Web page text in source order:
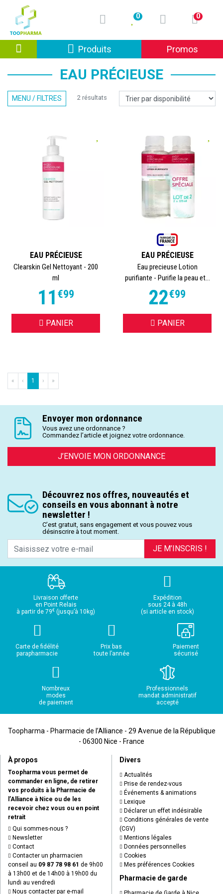
0 0
ProduitsAfficher la navigation
Promos
EAU PRÉCIEUSE
MENU / FILTRES 2 résultats
EAU PRÉCIEUSE
Clearskin Gel Nettoyant - 200
ml
11 €99
PANIER
EAU PRÉCIEUSE
Eau precieuse Lotion
purifiante - Purifie la peau et...
22€99
PANIER
« ‹ 1 › »
Envoyer mon ordonnance
Vous avez une ordonnance ?
Commandez l’article et joignez votre ordonnance.
J’ENVOIE MON ORDONNANCE
Découvrez nos offres, nouveautés et
conseils en vous abonnant à notre
newsletter !
C’est gratuit, sans engagement et vous pouvez vous
désinscrire à tout moment.
JE M’INSCRIS !
Livraison offerte
en Point Relais
à partir de 79€ (jusqu’à 10kg)
Expédition
sous 24 à 48h
(si article en stock)
Carte de fidélité
parapharmacie
Prix bas
toute l’année
Paiement
sécurisé
Nombreux
modes
de paiement
Professionnels
mandat administratif
accepté
Toopharma - Pharmacie de l’Alliance - 29 Avenue de la République
- 06300 Nice - France
À propos
Toopharma vous permet de
commander en ligne, de retirer
vos produits à la Pharmacie de
l’Alliance à Nice ou de les
recevoir chez vous ou en point
retrait
Qui sommes-nous ?
Newsletter
Contact
Contacter un pharmacien
conseil au 09 87 78 98 61 de 9h00
à 13h00 et de 14h00 à 19h00 du
lundi au vendredi
Nous contacter par e-mail
Divers
Actualités
Prise de rendez-vous
Événements & animations
Lexique
Déclarer un effet indésirable
Conditions générales de vente
(CGV)
Mentions légales
Données personnelles
Cookies
Mes préférences Cookies
Pharmacie de garde